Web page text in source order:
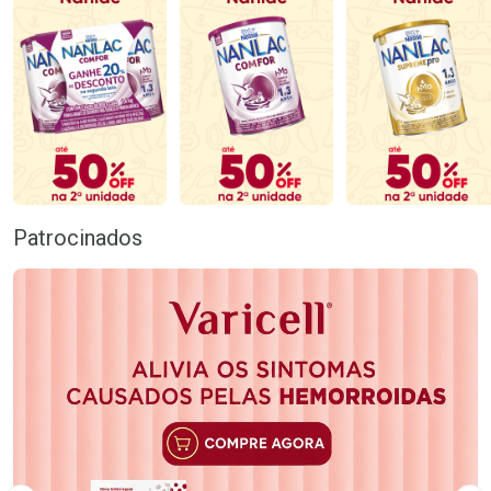
Patrocinados